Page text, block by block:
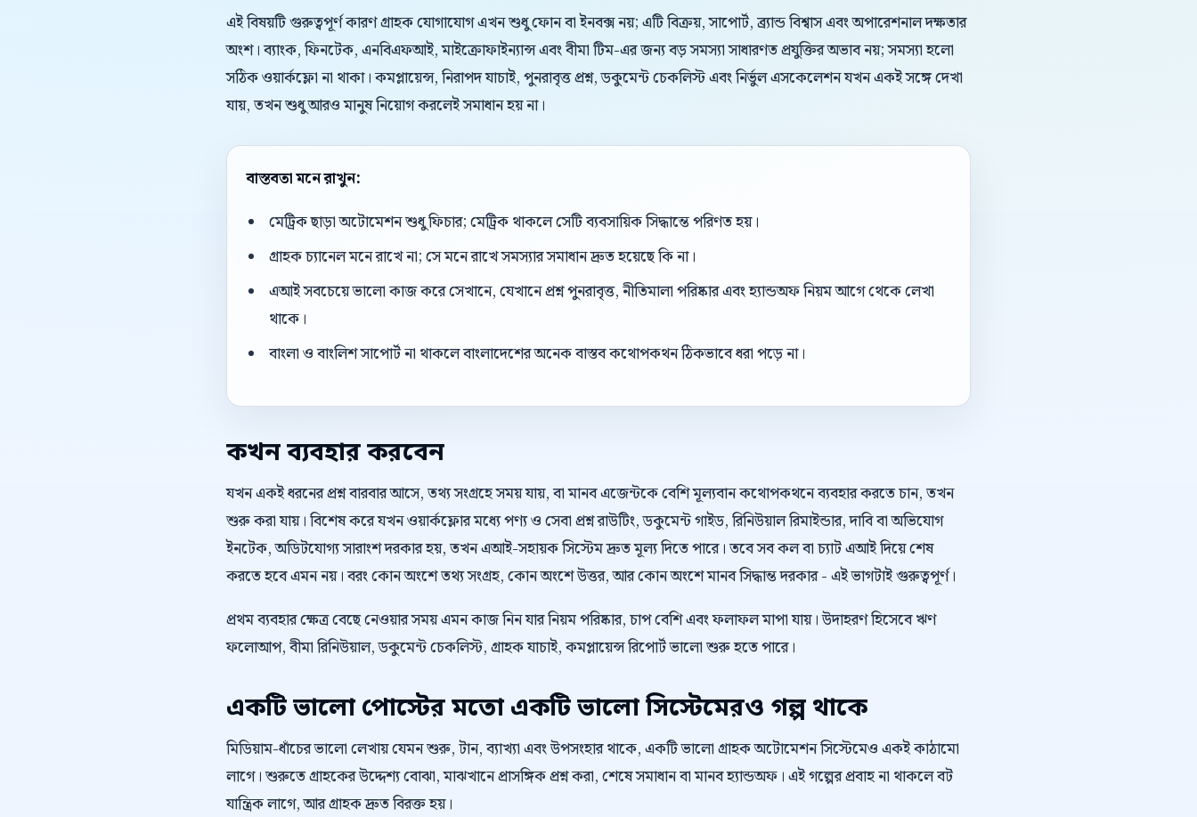
এই বিষয়টি গুরুত্বপূর্ণ কারণ গ্রাহক যোগাযোগ এখন শুধু ফোন বা ইনবক্স নয়; এটি বিক্রয়, সাপোর্ট, ব্র্যান্ড বিশ্বাস এবং অপারেশনাল দক্ষতার
অংশ। ব্যাংক, ফিনটেক, এনবিএফআই, মাইক্রোফাইন্যান্স এবং বীমা টিম-এর জন্য বড় সমস্যা সাধারণত প্রযুক্তির অভাব নয়; সমস্যা হলো
সঠিক ওয়ার্কফ্লো না থাকা। কমপ্লায়েন্স, নিরাপদ যাচাই, পুনরাবৃত্ত প্রশ্ন, ডকুমেন্ট চেকলিস্ট এবং নির্ভুল এসকেলেশন যখন একই সঙ্গে দেখা
যায়, তখন শুধু আরও মানুষ নিয়োগ করলেই সমাধান হয় না।
বাস্তবতা মনে রাখুন:
মেট্রিক ছাড়া অটোমেশন শুধু ফিচার; মেট্রিক থাকলে সেটি ব্যবসায়িক সিদ্ধান্তে পরিণত হয়।
গ্রাহক চ্যানেল মনে রাখে না; সে মনে রাখে সমস্যার সমাধান দ্রুত হয়েছে কি না।
এআই সবচেয়ে ভালো কাজ করে সেখানে, যেখানে প্রশ্ন পুনরাবৃত্ত, নীতিমালা পরিষ্কার এবং হ্যান্ডঅফ নিয়ম আগে থেকে লেখা
থাকে।
বাংলা ও বাংলিশ সাপোর্ট না থাকলে বাংলাদেশের অনেক বাস্তব কথোপকথন ঠিকভাবে ধরা পড়ে না।
কখন ব্যবহার করবেন
যখন একই ধরনের প্রশ্ন বারবার আসে, তথ্য সংগ্রহে সময় যায়, বা মানব এজেন্টকে বেশি মূল্যবান কথোপকথনে ব্যবহার করতে চান, তখন
শুরু করা যায়। বিশেষ করে যখন ওয়ার্কফ্লোর মধ্যে পণ্য ও সেবা প্রশ্ন রাউটিং, ডকুমেন্ট গাইড, রিনিউয়াল রিমাইন্ডার, দাবি বা অভিযোগ
ইনটেক, অডিটযোগ্য সারাংশ দরকার হয়, তখন এআই-সহায়ক সিস্টেম দ্রুত মূল্য দিতে পারে। তবে সব কল বা চ্যাট এআই দিয়ে শেষ
করতে হবে এমন নয়। বরং কোন অংশে তথ্য সংগ্রহ, কোন অংশে উত্তর, আর কোন অংশে মানব সিদ্ধান্ত দরকার - এই ভাগটাই গুরুত্বপূর্ণ।
প্রথম ব্যবহার ক্ষেত্র বেছে নেওয়ার সময় এমন কাজ নিন যার নিয়ম পরিষ্কার, চাপ বেশি এবং ফলাফল মাপা যায়। উদাহরণ হিসেবে ঋণ
ফলোআপ, বীমা রিনিউয়াল, ডকুমেন্ট চেকলিস্ট, গ্রাহক যাচাই, কমপ্লায়েন্স রিপোর্ট ভালো শুরু হতে পারে।
একটি ভালো পোস্টের মতো একটি ভালো সিস্টেমেরও গল্প থাকে
মিডিয়াম-ধাঁচের ভালো লেখায় যেমন শুরু, টান, ব্যাখ্যা এবং উপসংহার থাকে, একটি ভালো গ্রাহক অটোমেশন সিস্টেমেও একই কাঠামো
লাগে। শুরুতে গ্রাহকের উদ্দেশ্য বোঝা, মাঝখানে প্রাসঙ্গিক প্রশ্ন করা, শেষে সমাধান বা মানব হ্যান্ডঅফ। এই গল্পের প্রবাহ না থাকলে বট
যান্ত্রিক লাগে, আর গ্রাহক দ্রুত বিরক্ত হয়।